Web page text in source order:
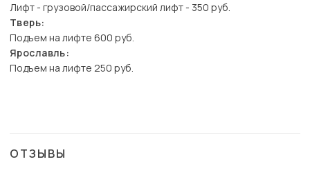
Лифт - грузовой/пассажирский лифт - 350 руб.
Тверь:
Подъем на лифте 600 руб.
Ярославль:
Подъем на лифте 250 руб.
ОТЗЫВЫ